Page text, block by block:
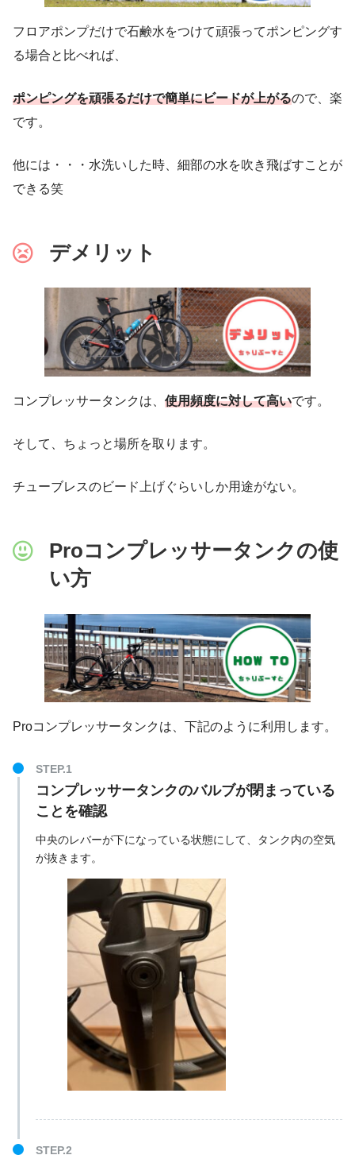
フロアポンプだけで石鹸水をつけて頑張ってポンピングす
る場合と比べれば、
ポンピングを頑張るだけで簡単にビードが上がるので、楽
です。
他には・・・水洗いした時、細部の水を吹き飛ばすことが
できる笑
デメリット
コンプレッサータンクは、 使用頻度に対して高いです。
そして、ちょっと場所を取ります。
チューブレスのビード上げぐらいしか用途がない。
Proコンプレッサータンクの使
い方
Proコンプレッサータンクは、下記のように利用します。
コンプレッサータンクのバルブが閉まっている
ことを確認
中央のレバーが下になっている状態にして、タンク内の空気
が抜きます。